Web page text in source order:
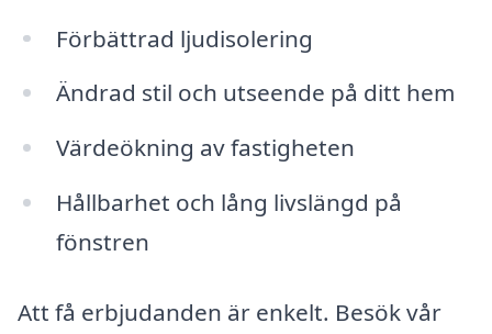
Förbättrad ljudisolering
Ändrad stil och utseende på ditt hem
Värdeökning av fastigheten
Hållbarhet och lång livslängd på
fönstren
Att få erbjudanden är enkelt. Besök vår